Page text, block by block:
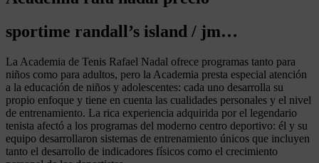
sportime randall’s island / jm…
La Academia de Tenis Rafael Nadal ofrece programas tanto para
niños como para adultos, pero la Academia presta especial atención
a la educación de niños y adolescentes: cada uno desarrolla su
propio enfoque y tiene en cuenta las cualidades personales y el nivel
de entrenamiento. La rica experiencia adquirida por el legendario
tenista afectó a los programas del moderno centro deportivo: él y su
equipo desarrollaron sistemas de entrenamiento únicos que incluyen
tanto el desarrollo de indicadores físicos como el crecimiento